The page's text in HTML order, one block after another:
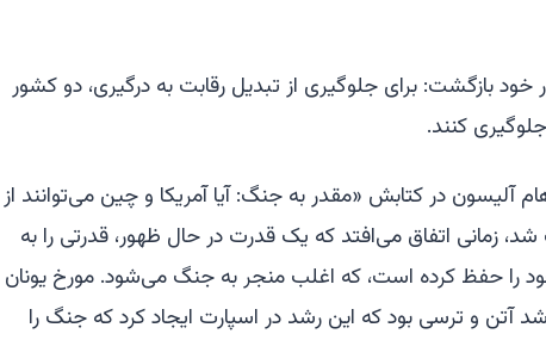
خود بازگشت: برای جلوگیری از تبدیل رقابت به درگیری، دو کشور
جلوگیری کنند.
آلیسون در کتابش «مقدر به جنگ: آیا آمریکا و چین می‌توانند از
زمانی اتفاق می‌افتد که یک قدرت در حال ظهور، قدرتی را به
حفظ کرده است، که اغلب منجر به جنگ می‌شود. مورخ یونان
آتن و ترسی بود که این رشد در اسپارت ایجاد کرد که جنگ را